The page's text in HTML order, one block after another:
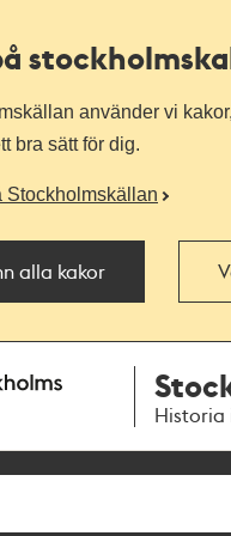
använder vi
bra sätt för dig.
Stockholmskällan
alla kakor
Historia